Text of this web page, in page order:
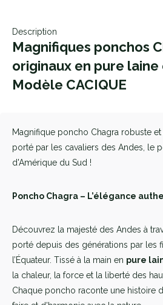
Description
Magnifiques ponchos
originaux en pure laine
Modèle CACIQUE
Magnifique poncho Chagra robuste
porté par les cavaliers des Andes, le
d'Amérique du Sud !
Poncho Chagra – L’élégance
Découvrez la majesté des Andes à
porté depuis des générations par les
l’Équateur. Tissé à la main en pure
la chaleur, la force et la liberté des
Chaque poncho raconte une histoire